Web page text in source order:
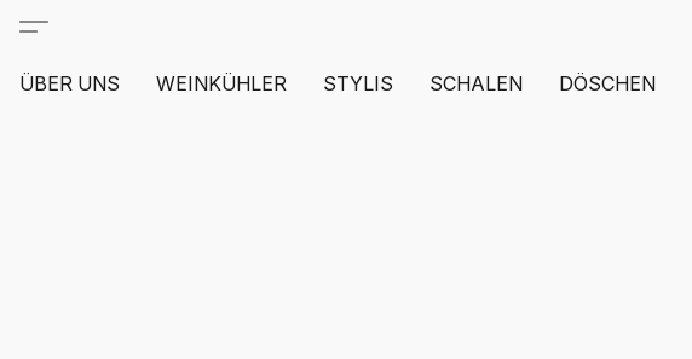
ÜBER UNS WEINKÜHLER STYLIS SCHALEN DÖSCHEN